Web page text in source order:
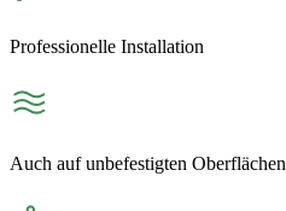
Professionelle Installation
Auch auf unbefestigten Oberflächen